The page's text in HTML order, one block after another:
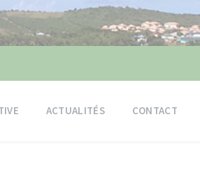
ACTUALITÉS CONTACT